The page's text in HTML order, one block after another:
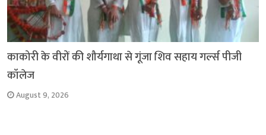
काकोरी के वीरों की शौर्यगाथा से गूंजा शिव सहाय गर्ल्स पीजी
कॉलेज
August 9, 2026